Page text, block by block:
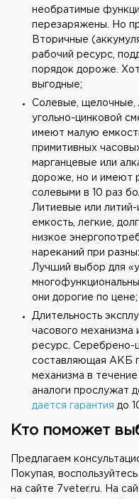
необратимые
перезаряжены. Но
Вторичные
рабочий ресурс,
порядок дороже.
выгодные;
Солевые, щелочные,
угольно-цинковой
имеют малую
примитивных
марганцевые или
дороже, но и имеют
солевыми в 10 раз
Литиевые или
емкость, легкие,
низкое
нареканий при
Лучший выбор для
они дорогие по цене;
Длительность
часового
ресурс. Серебрено-
составляющая АКБ
механизма в
аналоги прослужат
дается гарантия до
Кто поможет
Предлагаем
Покупая,
на сайте 7veter.ru. На